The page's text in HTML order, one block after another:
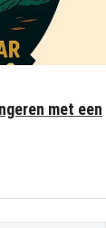
met een